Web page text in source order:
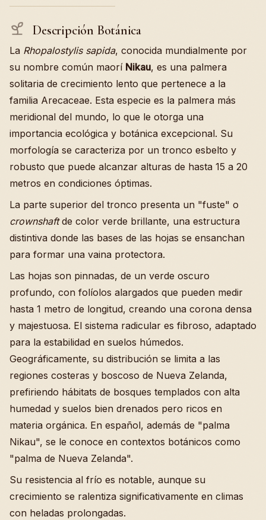
Descripción Botánica
La Rhopalostylis sapida, conocida mundialmente por
su nombre común maorí Nikau, es una palmera
solitaria de crecimiento lento que pertenece a la
familia Arecaceae. Esta especie es la palmera más
meridional del mundo, lo que le otorga una
importancia ecológica y botánica excepcional. Su
morfología se caracteriza por un tronco esbelto y
robusto que puede alcanzar alturas de hasta 15 a 20
metros en condiciones óptimas.
La parte superior del tronco presenta un "fuste" o
crownshaftde color verde brillante, una estructura
distintiva donde las bases de las hojas se ensanchan
para formar una vaina protectora.
Las hojas son pinnadas, de un verde oscuro
profundo, con folíolos alargados que pueden medir
hasta 1 metro de longitud, creando una corona densa
y majestuosa. El sistema radicular es fibroso, adaptado
para la estabilidad en suelos húmedos.
Geográficamente, su distribución se limita a las
regiones costeras y boscoso de Nueva Zelanda,
prefiriendo hábitats de bosques templados con alta
humedad y suelos bien drenados pero ricos en
materia orgánica. En español, además de "palma
Nikau", se le conoce en contextos botánicos como
"palma de Nueva Zelanda".
Su resistencia al frío es notable, aunque su
crecimiento se ralentiza significativamente en climas
con heladas prolongadas.